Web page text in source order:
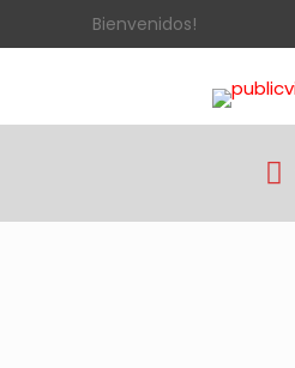
Bienvenidos!